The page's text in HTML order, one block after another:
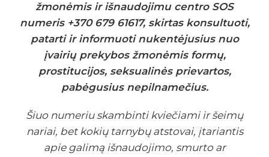
žmonėmis ir išnaudojimu centro SOS
numeris +370 679 61617, skirtas konsultuoti,
patarti ir informuoti nukentėjusius nuo
įvairių prekybos žmonėmis formų,
prostitucijos, seksualinės prievartos,
pabėgusius nepilnamečius.
Šiuo numeriu skambinti kviečiami ir šeimų
nariai, bet kokių tarnybų atstovai, įtariantis
apie galimą išnaudojimo, smurto ar